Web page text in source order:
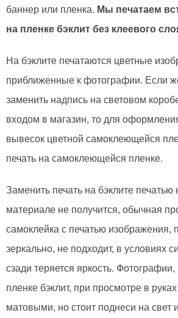
баннер или пленка. Мы печатаем
на пленке бэклит без клеевого
На бэклите печатаются цветные
приближенные к фотографии. Если
заменить надпись на световом
входом в магазин, то для
вывесок цветной самоклеющейся
печать на самоклеющейся пленке.
Заменить печать на бэклите печатью
материале не получится, обычная
самоклейка с печатью изображения,
зеркально, не подходит, в условиях
сзади теряется яркость.
пленке бэклит, при просмотре в
матовыми, но стоит поднеси на свет